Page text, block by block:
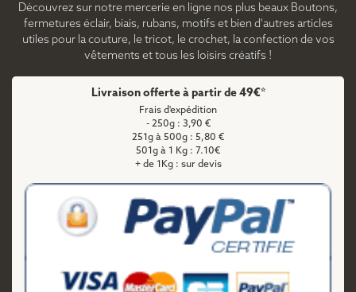
Découvrez sur notre mercerie en ligne nos plus beaux Boutons,
fermetures éclair, biais, rubans, motifs et bien d'autres articles
utiles pour la couture, le tricot, le crochet, la confection de vos
vêtements et tous les loisirs créatifs !
Livraison offerte à partir de 49€*
Frais d'expédition
- 250g : 3,90 €
251g à 500g : 5,80 €
501g à 1 Kg : 7.10€
+ de 1Kg : sur devis